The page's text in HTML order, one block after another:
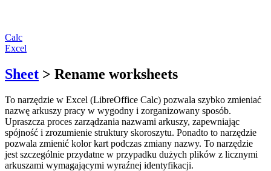
Calc
Excel
Sheet > Rename worksheets
To narzędzie w Excel (LibreOffice Calc) pozwala szybko zmieniać
nazwę arkuszy pracy w wygodny i zorganizowany sposób.
Upraszcza proces zarządzania nazwami arkuszy, zapewniając
spójność i zrozumienie struktury skoroszytu. Ponadto to narzędzie
pozwala zmienić kolor kart podczas zmiany nazwy. To narzędzie
jest szczególnie przydatne w przypadku dużych plików z licznymi
arkuszami wymagającymi wyraźnej identyfikacji.